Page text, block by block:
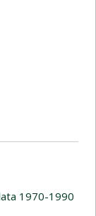
1970-1990